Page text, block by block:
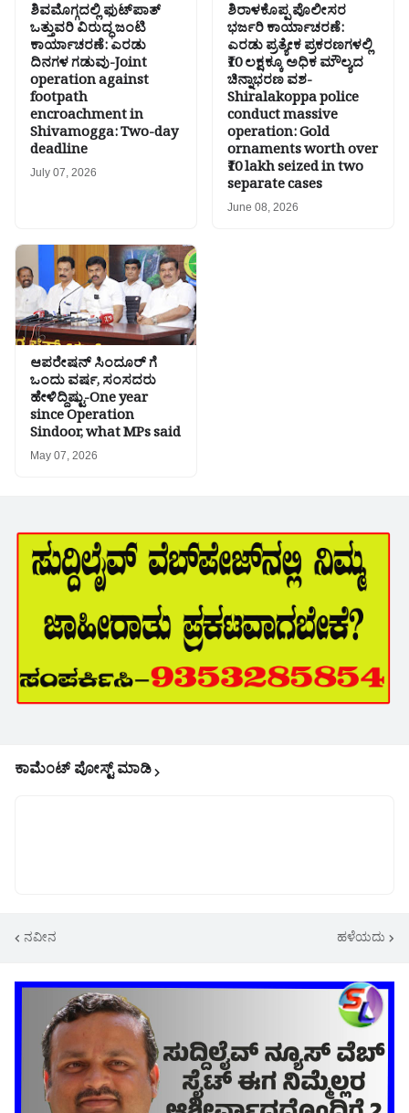
ಶಿವಮೊಗ್ಗದಲ್ಲಿ ಫುಟ್‌ಪಾತ್
ಒತ್ತುವರಿ ವಿರುದ್ಧ ಜಂಟಿ
ಕಾರ್ಯಾಚರಣೆ: ಎರಡು
ದಿನಗಳ ಗಡುವು-Joint
operation against
footpath
encroachment in
Shivamogga: Two-day
deadline
July 07, 2026
ಶಿರಾಳಕೊಪ್ಪ ಪೊಲೀಸರ
ಭರ್ಜರಿ ಕಾರ್ಯಾಚರಣೆ:
ಎರಡು ಪ್ರತ್ಯೇಕ ಪ್ರಕರಣಗಳಲ್ಲಿ
₹10 ಲಕ್ಷಕ್ಕೂ ಅಧಿಕ ಮೌಲ್ಯದ
ಚಿನ್ನಾಭರಣ ವಶ-
Shiralakoppa police
conduct massive
operation: Gold
ornaments worth over
₹10 lakh seized in two
separate cases
June 08, 2026
ಆಪರೇಷನ್ ಸಿಂದೂರ್ ಗೆ
ಒಂದು ವರ್ಷ, ಸಂಸದರು
ಹೇಳಿದ್ದಿಷ್ಟು-One year
since Operation
Sindoor, what MPs said
May 07, 2026
ಕಾಮೆಂಟ್‌‌ ಪೋಸ್ಟ್‌ ಮಾಡಿ
ನವೀನ ಹಳೆಯದು